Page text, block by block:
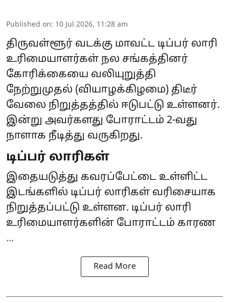
Published on: 10 Jul 2026, 11:28 am
திருவள்ளூர் வடக்கு மாவட்ட டிப்பர் லாரி
உரிமையாளர்கள் நல சங்கத்தினர்
கோரிக்கையை வலியுறுத்தி
நேற்றுமுதல் (வியாழக்கிழமை) திடீர்
வேலை நிறுத்தத்தில் ஈடுபட்டு உள்ளனர்.
இன்று அவர்களது போராட்டம் 2-வது
நாளாக நீடித்து வருகிறது.
டிப்பர் லாரிகள்
இதையடுத்து கவரப்பேட்டை உள்ளிட்ட
இடங்களில் டிப்பர் லாரிகள் வரிசையாக
நிறுத்தப்பட்டு உள்ளன. டிப்பர் லாரி
உரிமையாளர்களின் போராட்டம் காரண
...
Read More